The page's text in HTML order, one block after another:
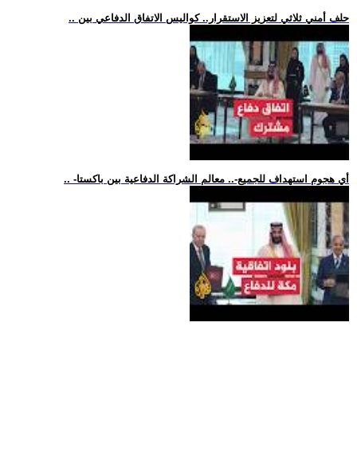
.. حلف أمني ثلاثي لتعزيز الاستقرار.. كواليس الاتفاق الدفاعي بين
.. -أي هجوم استهداف للجميع-.. معالم الشراكة الدفاعية بين باكستا